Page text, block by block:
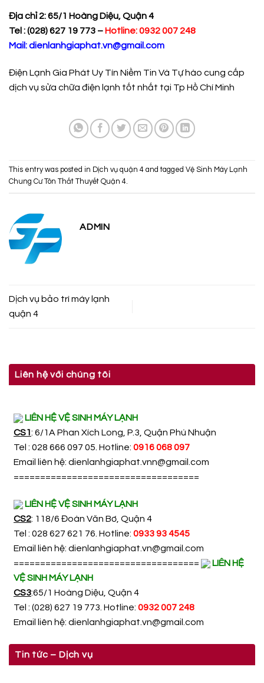
Địa chỉ2: 65/1 Hoàng Diệu, Quận 4
Tel : (028) 627 19 773 – Hotline: 0932 007 248
Mail: dienlanhgiaphat.vn@gmail.com
Điện Lạnh Gia Phát Uy Tín Niềm Tin Và Tự hào cung cấp
dịch vụ sửa chữa điện lạnh tốt nhất tại Tp Hồ Chí Minh
This entry was posted in Dịch vụ quận 4 and tagged Vệ Sinh Máy Lạnh
Chung Cư Tôn Thất Thuyết Quận 4.
ADMIN
Dịch vụ bảo trì máy lạnh
quận 4
Liên hệ với chúng tôi
LIÊN HỆ VỆ SINH MÁY LẠNH
CS1: 6/1A Phan Xích Long, P.3, Quận Phú Nhuận
Tel : 028 666 097 05. Hotline: 0916 068 097
Email liên hệ: dienlanhgiaphat.vnn@gmail.com
===================================
LIÊN HỆ VỆ SINH MÁY LẠNH
CS2: 118/6 Đoàn Văn Bơ, Quận 4
Tel : 028 627 621 76. Hotline: 0933 93 4545
Email liên hệ: dienlanhgiaphat.vn@gmail.com
===================================
LIÊN HỆ
VỆ SINH MÁY LẠNH
CS3:65/1 Hoàng Diệu, Quận 4
Tel : (028) 627 19 773. Hotline: 0932 007 248
Email liên hệ: dienlanhgiaphat.vn@gmail.com
Tin tức – Dịch vụ